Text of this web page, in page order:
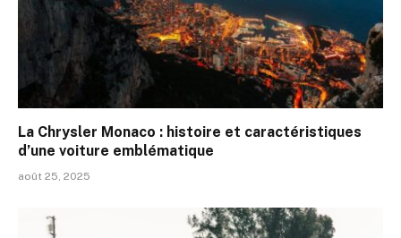
La Chrysler Monaco : histoire et caractéristiques
d’une voiture emblématique
août 25, 2025